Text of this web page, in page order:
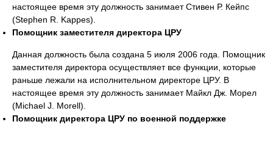
настоящее время эту должность занимает Стивен Р. Кейпс
(Stephen R. Kappes).
Помощник заместителя директора ЦРУ
Данная должность была создана 5 июля 2006 года. Помощник
заместителя директора осуществляет все функции, которые
раньше лежали на исполнительном директоре ЦРУ. В
настоящее время эту должность занимает Майкл Дж. Морел
(Michael J. Morell).
Помощник директора ЦРУ по военной поддержке